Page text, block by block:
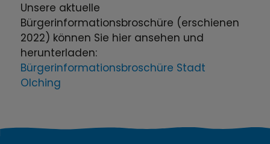
Unsere aktuelle
Bürgerinformationsbroschüre (erschienen
2022) können Sie hier ansehen und
herunterladen:
Bürgerinformationsbroschüre Stadt
Olching